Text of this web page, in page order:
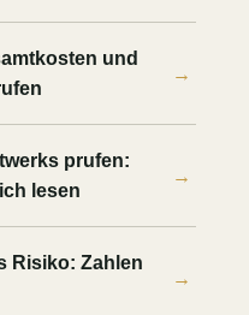
und
→
prufen:
lesen
→
Risiko: Zahlen
→